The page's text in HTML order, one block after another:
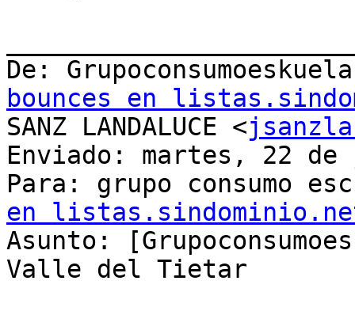
De:
bounces en
SANZ LANDALUCE <
Enviado: martes, 22
Para: grupo consumo
en
Asunto:
Valle del Tietar